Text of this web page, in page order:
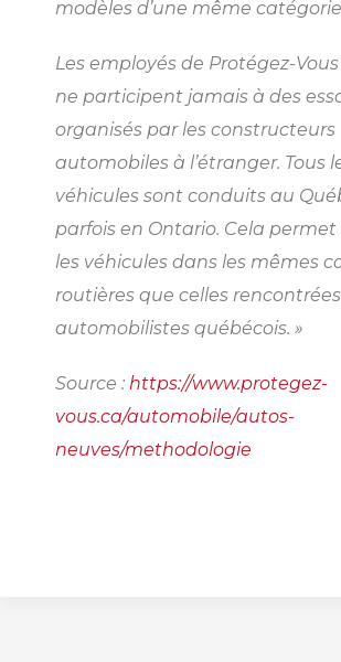
modèles d’une même
Les employés de Protégez-Vous
ne participent jamais à des
organisés par les constructeurs
automobiles à l’étranger. Tous
véhicules sont conduits au
parfois en Ontario. Cela permet
les véhicules dans les mêmes
routières que celles
automobilistes québécois. »
Source : https://www.protegez-
vous.ca/automobile/autos-
neuves/methodologie
GRANBY
SHERBROOKE